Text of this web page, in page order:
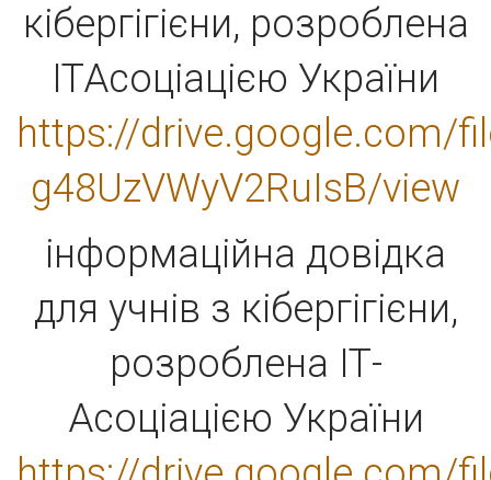
кібергігієни, розроблена
ІТАсоціацією України
https://drive.google.com/
g48UzVWyV2RuIsB/view
інформаційна довідка
для учнів з кібергігієни,
розроблена ІТ-
Асоціацією України